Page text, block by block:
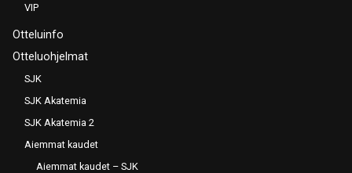
VIP
Otteluinfo
Otteluohjelmat
SJK
SJK Akatemia
SJK Akatemia 2
Aiemmat kaudet
Aiemmat kaudet – SJK